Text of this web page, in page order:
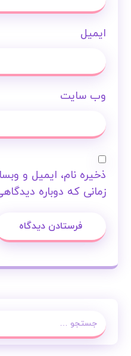
ایمیل
وب‌ سایت
ذخیره نام، ایمیل و
زمانی که دوباره
فرستادن دیدگاه